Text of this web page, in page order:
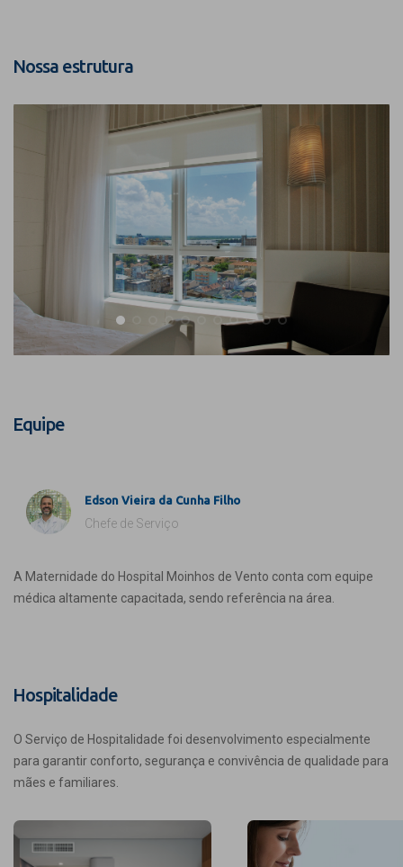
Nossa estrutura
Equipe
Edson Vieira da Cunha Filho
Chefe de Serviço
A Maternidade do Hospital Moinhos de Vento conta com equipe
médica altamente capacitada, sendo referência na área.
Hospitalidade
O Serviço de Hospitalidade foi desenvolvimento especialmente
para garantir conforto, segurança e convivência de qualidade para
mães e familiares.